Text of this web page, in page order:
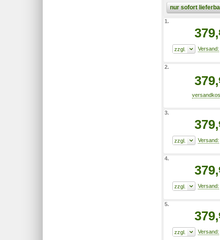
nur sofort
1.
379,
2.
379,
3.
379,
4.
379,
5.
379,